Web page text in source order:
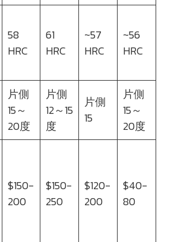
58
HRC
61
HRC
~57
HRC
~56
HRC
片側
15～
20度
片側
12～15
度
片側
15
片側
15～
20度
$150-
200
$150-
250
$120-
200
$40-
80